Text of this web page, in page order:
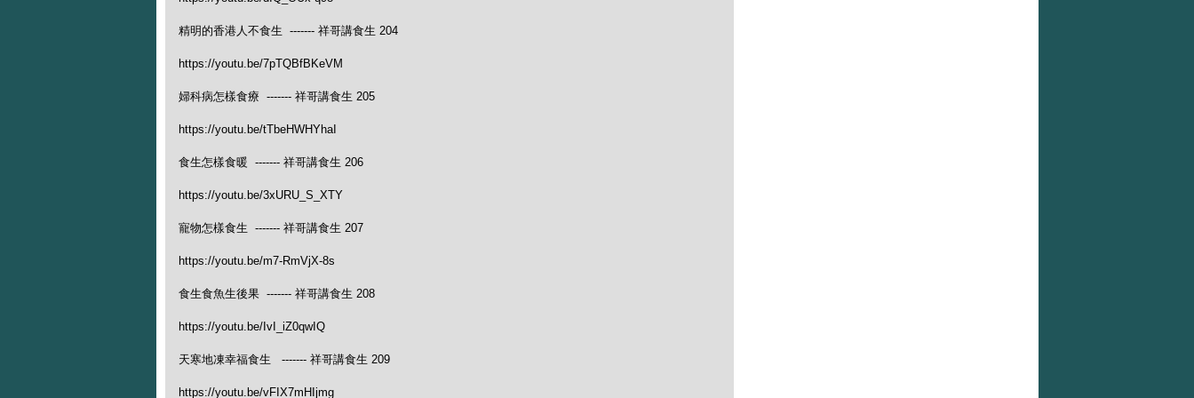
精明的香港人不食生 ------- 祥哥講食生 204
https://youtu.be/7pTQBfBKeVM
婦科病怎樣食療 ------- 祥哥講食生 205
https://youtu.be/tTbeHWHYhaI
食生怎樣食暖 ------- 祥哥講食生 206
https://youtu.be/3xURU_S_XTY
寵物怎樣食生 ------- 祥哥講食生 207
https://youtu.be/m7-RmVjX-8s
食生食魚生後果 ------- 祥哥講食生 208
https://youtu.be/IvI_iZ0qwIQ
天寒地凍幸福食生 ------- 祥哥講食生 209
https://youtu.be/vFIX7mHIjmg